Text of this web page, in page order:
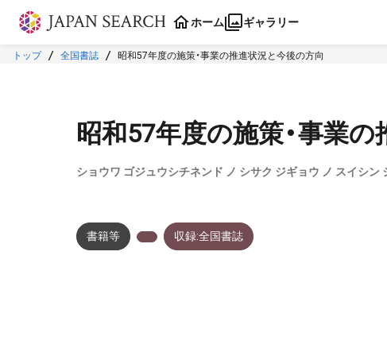
本文に飛ぶ
ホーム ギャラリー
トップ 全国書誌 昭和57年度の施策・事業の推進状況と今後の方向
昭和57年度の施策・事業
ショウワ ゴジュウシチネンド ノ シサク ジギョウ ノ スイシン
書籍等 収録:全国書誌